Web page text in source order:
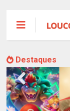
Destaques